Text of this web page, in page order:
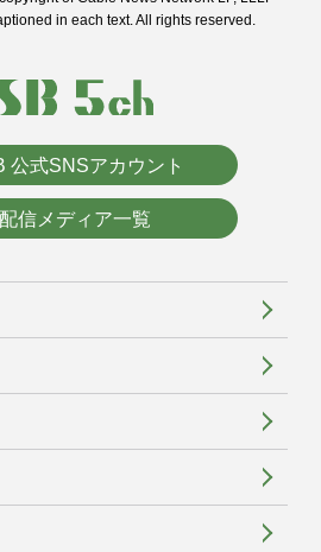
in each text. All rights reserved.
公式SNSアカウント
配信メディア一覧